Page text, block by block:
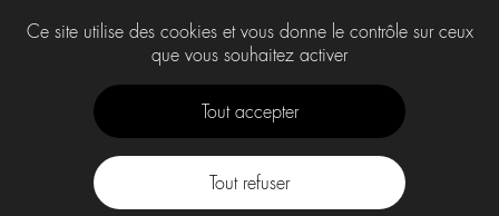
Ce site utilise des cookies et vous donne le contrôle sur ceux
que vous souhaitez activer
Tout accepter
Tout refuser